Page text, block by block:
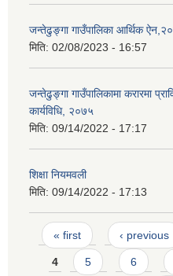
जन्तेढुङ्गा गाउँपालिका आर्थिक
मिति: 02/08/2023 - 16:57
जन्तेढुङ्गा गाउँपालिकामा करारमा
कार्यविधि, २०७५
मिति: 09/14/2022 - 17:17
शिक्षा नियमवली
मिति: 09/14/2022 - 17:13
Pages
« first ‹ previous
4 5 6